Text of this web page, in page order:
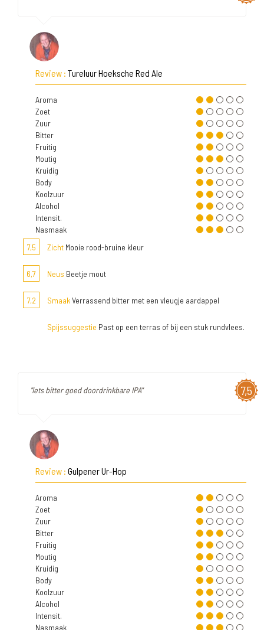
Review : Tureluur Hoeksche Red Ale
Aroma
Zoet
Zuur
Bitter
Fruitig
Moutig
Kruidig
Body
Koolzuur
Alcohol
Intensit.
Nasmaak
7,5
Zicht Mooie rood-bruine kleur
6,7 Neus Beetje mout
7,2 SmaakVerrassend bitter met een vleugje aardappel
Spijssuggestie Past op een terras of bij een stuk rundvlees.
7,5
"Iets bitter goed doordrinkbare IPA"
Review : Gulpener Ur-Hop
Aroma
Zoet
Zuur
Bitter
Fruitig
Moutig
Kruidig
Body
Koolzuur
Alcohol
Intensit.
Nasmaak